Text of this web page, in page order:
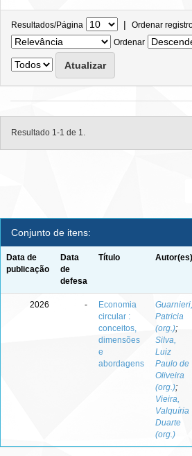
Resultados/Página | Ordenar
Ordenar
Resultado 1-1 de 1.
Conjunto de itens:
Data de
publicação
Data
de
defesa
Título Autor(es)
2026 -
Economia
circular :
conceitos,
dimensões
e
abordagens
Guarnieri,
Patricia
(org.);
Silva,
Luiz
Paulo de
Oliveira
(org.);
Vieira,
Valquíria
Duarte
(org.)